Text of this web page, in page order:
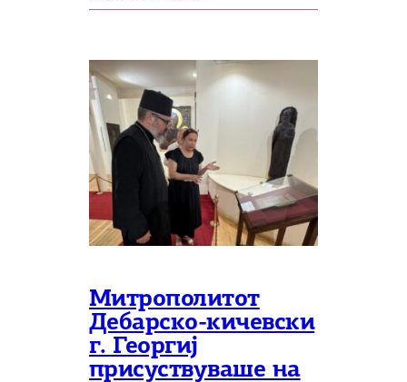
Митрополитот
Дебарско-кичевски
г. Георгиј
присуствуваше на